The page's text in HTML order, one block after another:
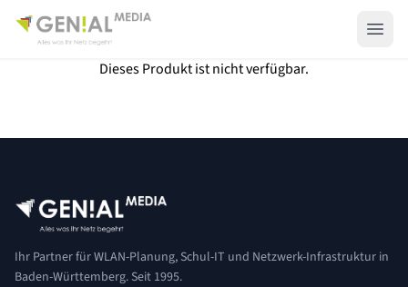
Dieses Produkt ist nicht verfügbar.
Ihr Partner für WLAN-Planung, Schul-IT und Netzwerk-Infrastruktur in
Baden-Württemberg. Seit 1995.